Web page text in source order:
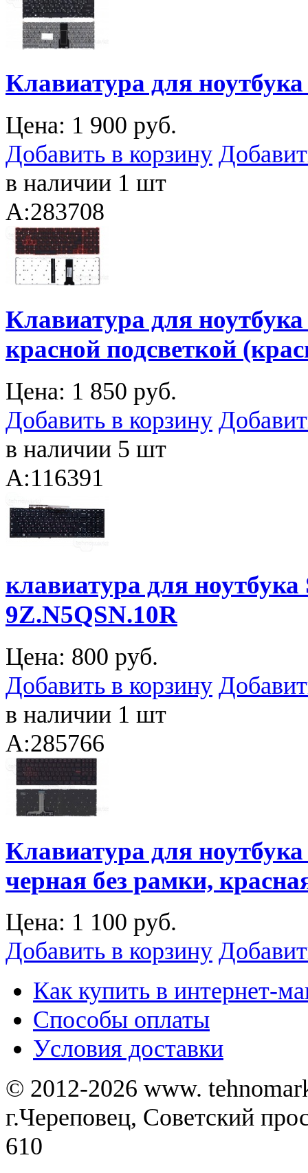
Клавиатура для
Цена: 1 900 руб.
Добавить в корзину
в наличии 1 шт
A:283708
Клавиатура для
красной подсветкой
Цена: 1 850 руб.
Добавить в корзину
в наличии 5 шт
A:116391
клавиатура для
9Z.N5QSN.10R
Цена: 800 руб.
Добавить в корзину
в наличии 1 шт
A:285766
Клавиатура для
черная без рамки,
Цена: 1 100 руб.
Добавить в корзину
Как купить в интернет-
Способы оплаты
Уcловия доставки
© 2012-2026 www.
г.Череповец, Советский
610